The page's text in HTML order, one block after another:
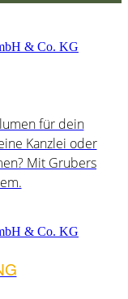
für dein
Kanzlei oder
Mit Grubers